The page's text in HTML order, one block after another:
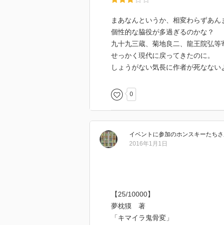
まあなんというか、相変わらずあん
個性的な脇役が多過ぎるのかな？
九十九三蔵、菊地良二、龍王院弘等
せっかく現代に戻ってきたのに。
しょうがない気長に作者が死なない
0
イベントに参加のホンスキーたち
2016年1月1日
【25/10000】
夢枕獏 著
「キマイラ鬼骨変」